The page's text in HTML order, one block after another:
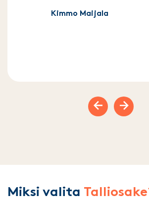
Kimmo Maijala
Previous slide
Next slide
Miksi valita